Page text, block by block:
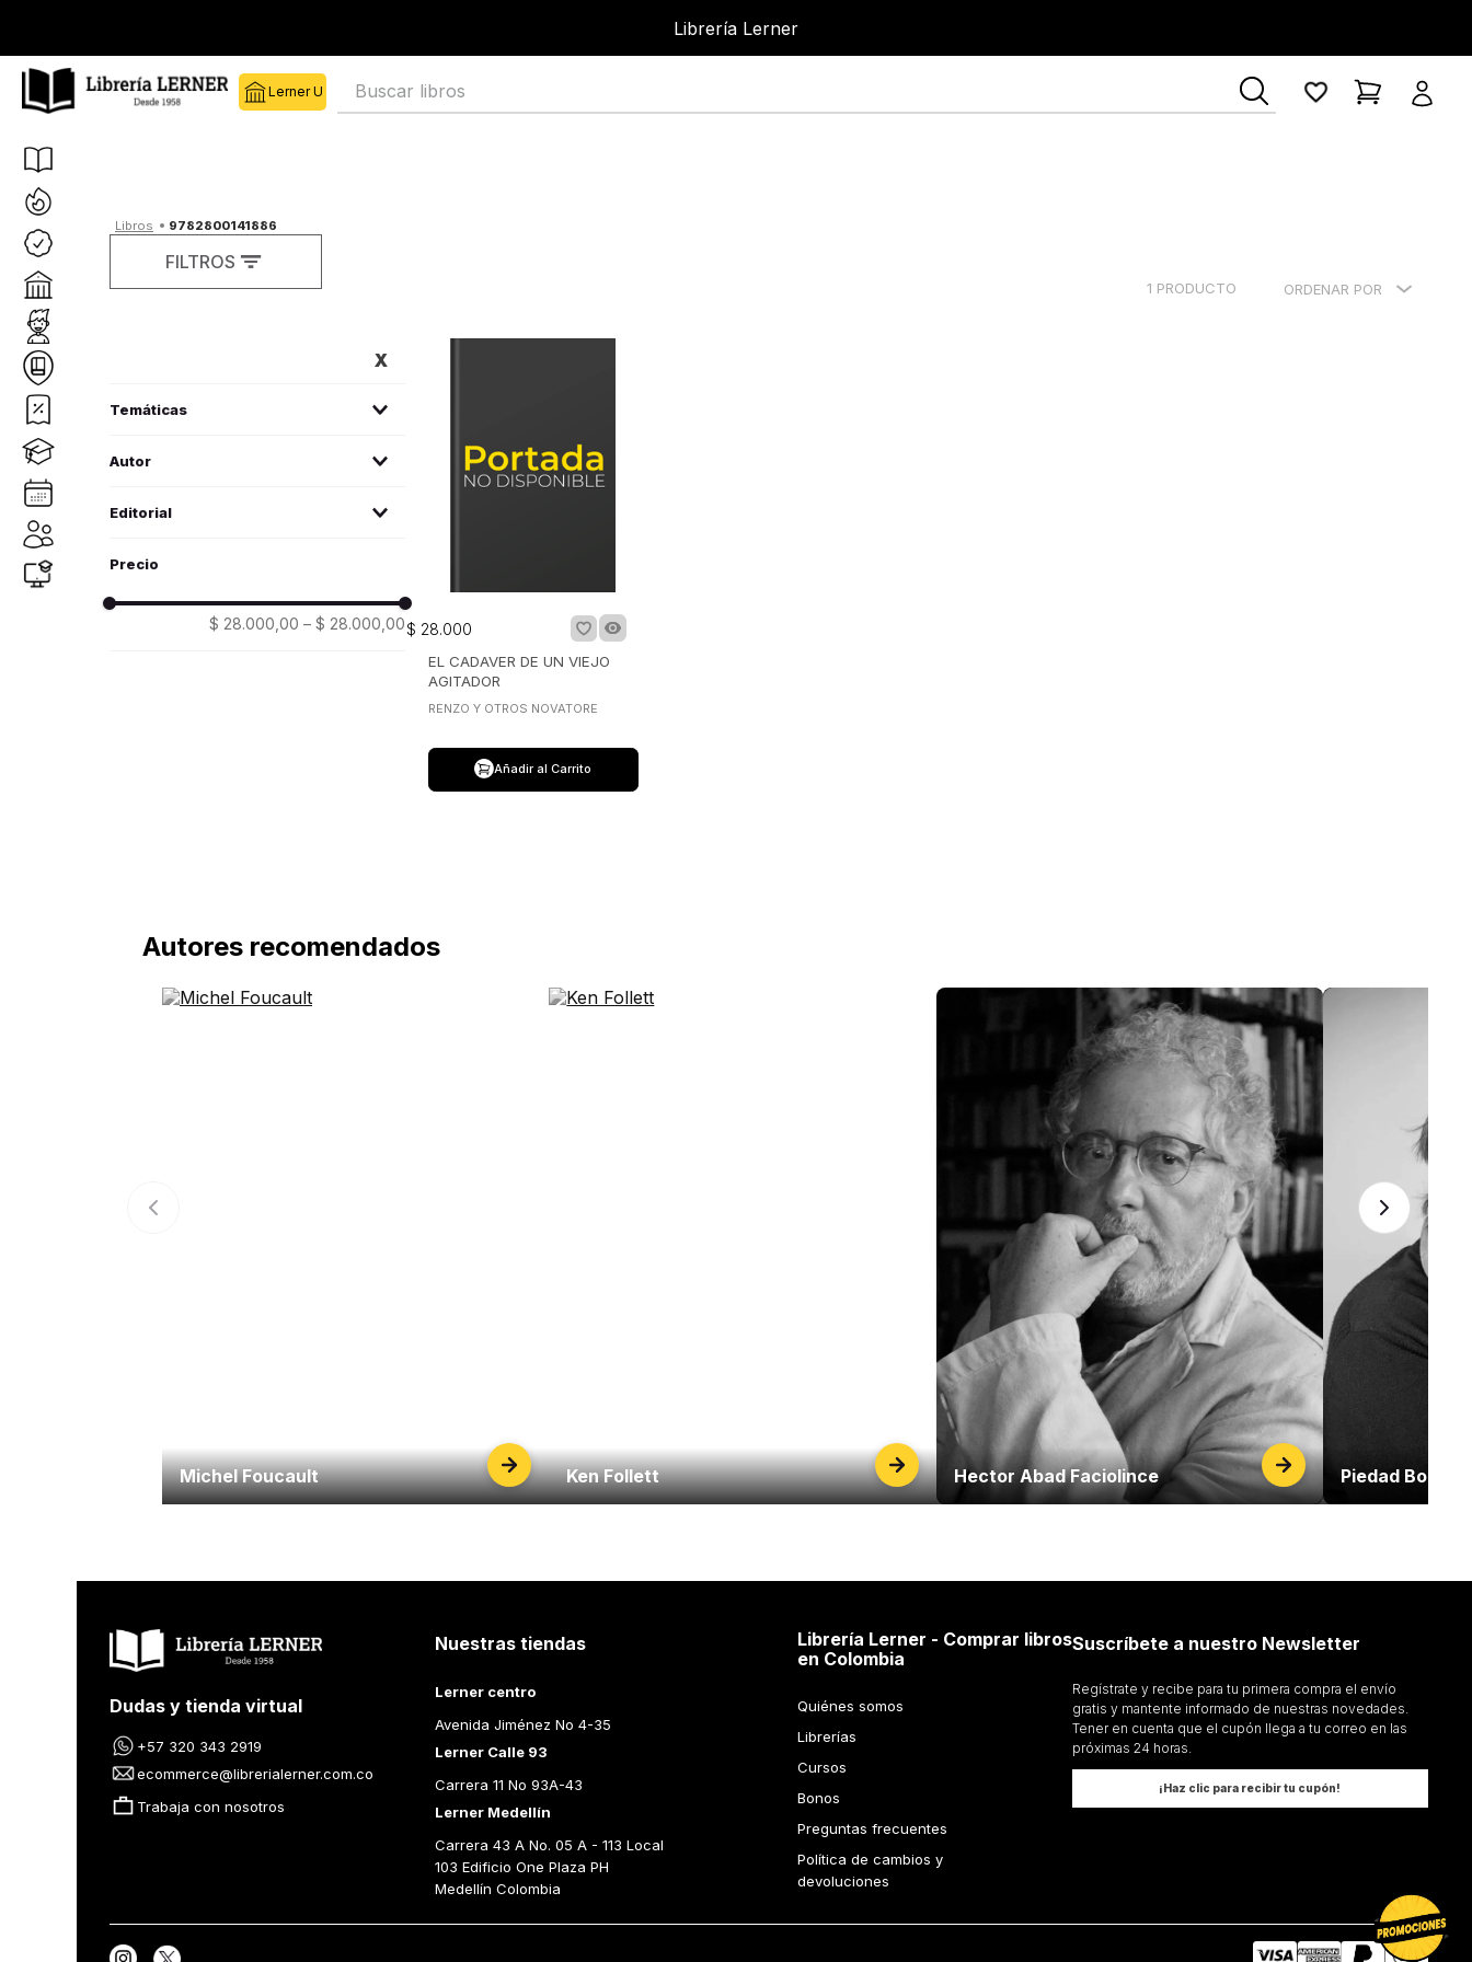
Librería Lerner
Buscar libros
9782800141886
1 PRODUCTO ORDENAR POR
FILTROS
política
Autor
Novatore, Renzo Y Otros
Editorial
la valija de fuego
$ 28.000,00 – $ 28.000,00$ 28.000
EL CADAVER DE UN VIEJO
AGITADOR
RENZO Y OTROS NOVATORE
Añadir al Carrito
Autores recomendados
Michel Foucault Ken Follett Hector Abad Faciolince Piedad
Dudas y tienda virtual
+57 320 343 2919
ecommerce@librerialerner.com.co
Trabaja con nosotros
Nuestras tiendas
Lerner centro
Avenida Jiménez No 4-35
Lerner Calle 93
Carrera 11 No 93A-43
Lerner Medellín
Carrera 43 A No. 05 A - 113 Local
103 Edificio One Plaza PH
Medellín Colombia
Librería Lerner - Comprar libros
en Colombia
Quiénes somos
Librerías
Cursos
Bonos
Preguntas frecuentes
Política de cambios y
devoluciones
Suscríbete a nuestro Newsletter
Regístrate y recibe para tu primera compra el envío
gratis y mantente informado de nuestras novedades.
Tener en cuenta que el cupón llega a tu correo en las
próximas 24 horas.
¡Haz clic para recibir tu cupón!